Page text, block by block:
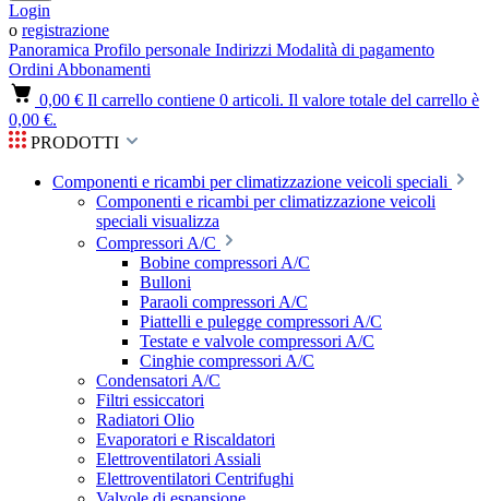
Login
o registrazione
Panoramica Profilo personale Indirizzi Modalità di pagamento
Ordini Abbonamenti
0,00 € Il carrello contiene 0 articoli. Il valore totale del carrello è
0,00 €.
PRODOTTI
Componenti e ricambi per climatizzazione veicoli speciali
Componenti e ricambi per climatizzazione veicoli
speciali visualizza
Compressori A/C
Bobine compressori A/C
Bulloni
Paraoli compressori A/C
Piattelli e pulegge compressori A/C
Testate e valvole compressori A/C
Cinghie compressori A/C
Condensatori A/C
Filtri essiccatori
Radiatori Olio
Evaporatori e Riscaldatori
Elettroventilatori Assiali
Elettroventilatori Centrifughi